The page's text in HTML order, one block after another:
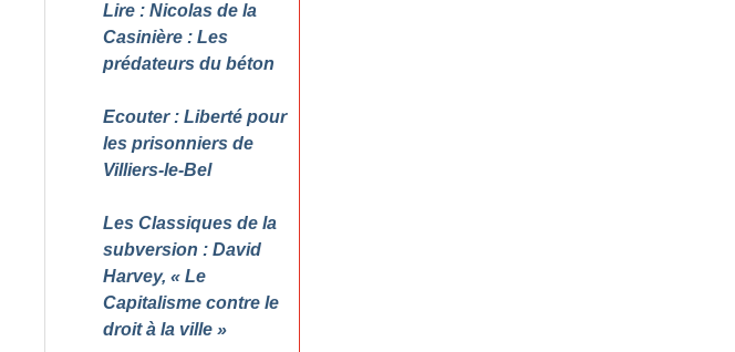
Lire : Nicolas de la
Casinière : Les
prédateurs du béton
Ecouter : Liberté pour
les prisonniers de
Villiers-le-Bel
Les Classiques de la
subversion : David
Harvey, « Le
Capitalisme contre le
droit à la ville »